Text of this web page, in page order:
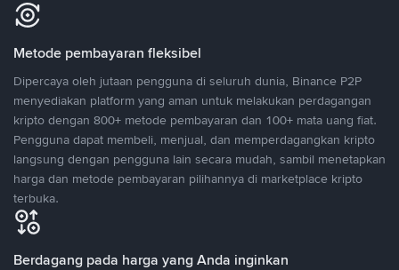
Metode pembayaran fleksibel
Dipercaya oleh jutaan pengguna di seluruh dunia, Binance P2P
menyediakan platform yang aman untuk melakukan perdagangan
kripto dengan 800+ metode pembayaran dan 100+ mata uang fiat.
Pengguna dapat membeli, menjual, dan memperdagangkan kripto
langsung dengan pengguna lain secara mudah, sambil menetapkan
harga dan metode pembayaran pilihannya di marketplace kripto
terbuka.
Berdagang pada harga yang Anda inginkan